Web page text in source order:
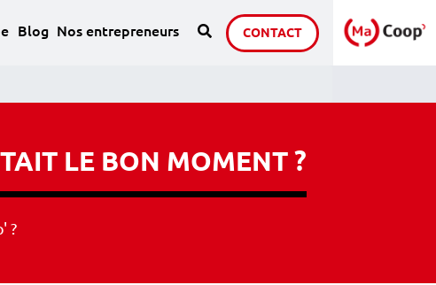
les sous page de : Notre groupe
Blog Nos entrepreneurs Recherche
CONTACT
LE BON MOMENT ?
?